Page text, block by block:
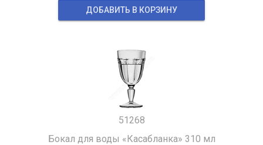
ДОБАВИТЬ В КОРЗИНУ
51268
Бокал для воды «Касабланка» 310 мл